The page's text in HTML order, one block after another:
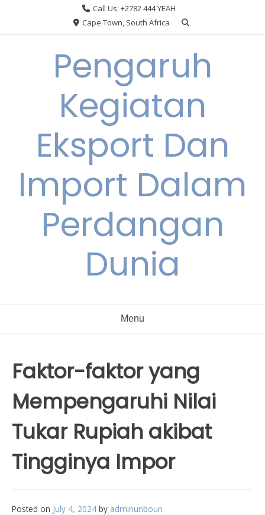
Call Us: +2782 444 YEAH
Cape Town, South Africa
Pengaruh
Kegiatan
Eksport Dan
Import Dalam
Perdangan
Dunia
Menu
Faktor-faktor yang
Mempengaruhi Nilai
Tukar Rupiah akibat
Tingginya Impor
Posted on July 4, 2024 by adminunboun